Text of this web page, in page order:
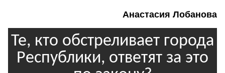
Анастасия Лобанова